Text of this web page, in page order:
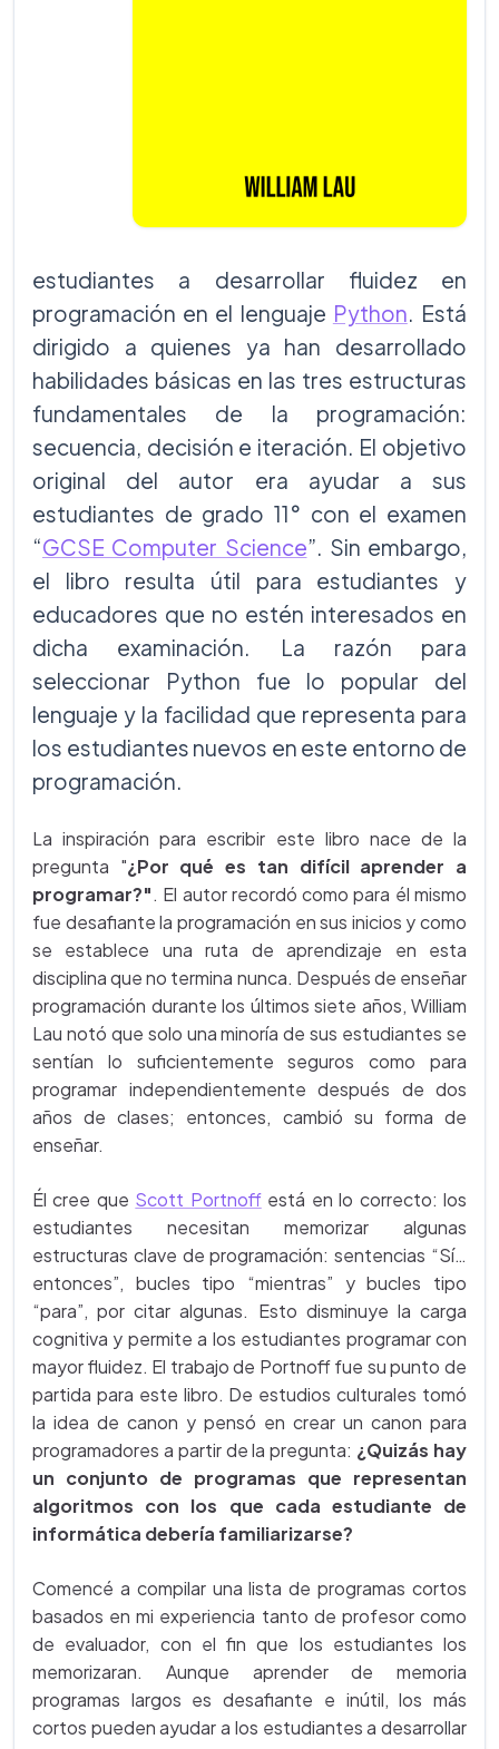
estudiantes a desarrollar fluidez en
programación en el lenguaje Python. Está
dirigido a quienes ya han desarrollado
habilidades básicas en las tres estructuras
fundamentales de la programación:
secuencia, decisión e iteración. El objetivo
original del autor era ayudar a sus
estudiantes de grado 11° con el examen
“GCSE Computer Science”. Sin embargo,
el libro resulta útil para estudiantes y
educadores que no estén interesados en
dicha examinación. La razón para
seleccionar Python fue lo popular del
lenguaje y la facilidad que representa para
los estudiantes nuevos en este entorno de
programación.
La inspiración para escribir este libro nace de la
pregunta "¿Por qué es tan difícil aprender a
programar?". El autor recordó como para él mismo
fue desafiante la programación en sus inicios y como
se establece una ruta de aprendizaje en esta
disciplina que no termina nunca. Después de enseñar
programación durante los últimos siete años, William
Lau notó que solo una minoría de sus estudiantes se
sentían lo suficientemente seguros como para
programar independientemente después de dos
años de clases; entonces, cambió su forma de
enseñar.
Él cree que Scott Portnoffestá en lo correcto: los
estudiantes necesitan memorizar algunas
estructuras clave de programación: sentencias “Sí…
entonces”, bucles tipo “mientras” y bucles tipo
“para”, por citar algunas. Esto disminuye la carga
cognitiva y permite a los estudiantes programar con
mayor fluidez. El trabajo de Portnoff fue su punto de
partida para este libro. De estudios culturales tomó
la idea de canon y pensó en crear un canon para
programadores a partir de la pregunta: ¿Quizás hay
un conjunto de programas que representan
algoritmos con los que cada estudiante de
informática debería familiarizarse?
Comencé a compilar una lista de programas cortos
basados ​​en mi experiencia tanto de profesor como
de evaluador, con el fin que los estudiantes los
memorizaran. Aunque aprender de memoria
programas largos es desafiante e inútil, los más
cortos pueden ayudar a los estudiantes a desarrollar